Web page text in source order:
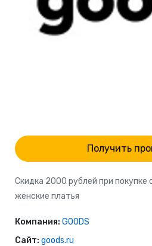
Получить
Скидка 2000 рублей при покупке
женские платья
Компания: GOODS
Сайт: goods.ru